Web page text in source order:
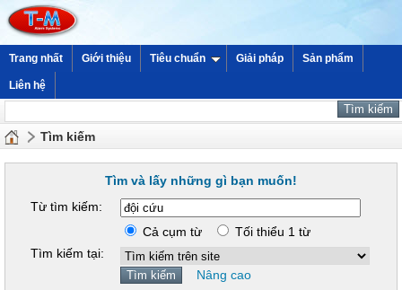
Trang nhất Giới thiệu Tiêu chuẩn Giải pháp Sản phẩm
Liên hệ
Tìm kiếm
Tìm và lấy những gì bạn muốn!
Từ tìm kiếm:
Cả cụm từ
Tối thiểu 1 từ
Tìm kiếm tại:
Nâng cao